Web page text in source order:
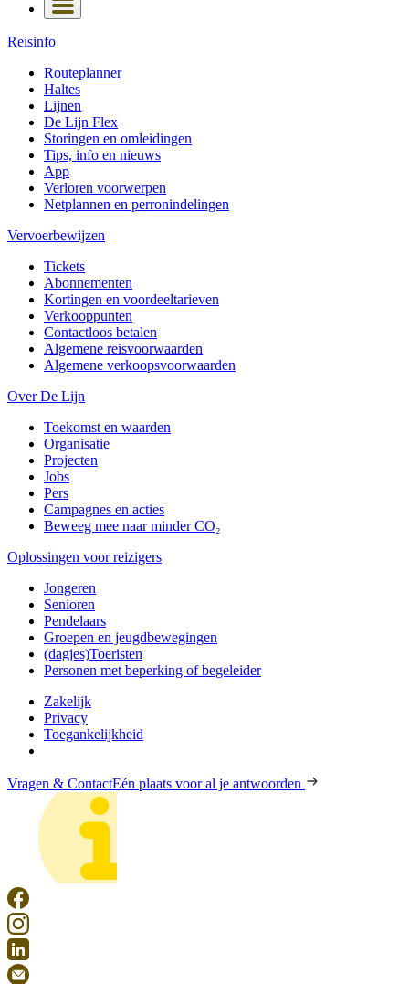
Reisinfo
Routeplanner
Haltes
Lijnen
De Lijn Flex
Storingen en omleidingen
Tips, info en nieuws
App
Verloren voorwerpen
Netplannen en perronindelingen
Vervoerbewijzen
Tickets
Abonnementen
Kortingen en voordeeltarieven
Verkooppunten
Contactloos betalen
Algemene reisvoorwaarden
Algemene verkoopsvoorwaarden
Over De Lijn
Toekomst en waarden
Organisatie
Projecten
Jobs
Pers
Campagnes en acties
Beweeg mee naar minder CO₂
Oplossingen voor reizigers
Jongeren
Senioren
Pendelaars
Groepen en jeugdbewegingen
(dagjes)Toeristen
Personen met beperking of begeleider
Zakelijk
Privacy
Toegankelijkheid
Vragen & ContactEén plaats voor al je antwoorden